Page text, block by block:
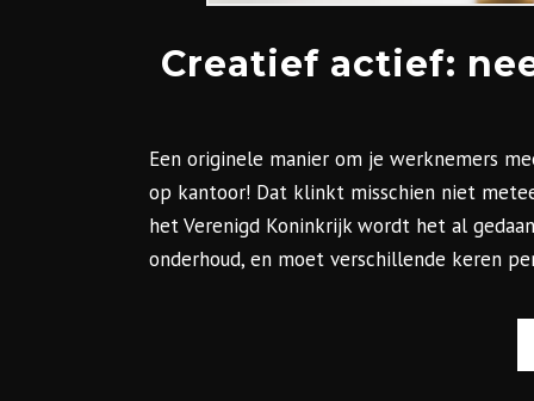
Creatief actief:
Een originele manier om je werknemers
op kantoor! Dat klinkt misschien niet
het Verenigd Koninkrijk wordt het al
onderhoud, en moet verschillende keren